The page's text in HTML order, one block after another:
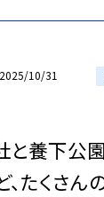
2025/10/31
と養下公
、たくさ